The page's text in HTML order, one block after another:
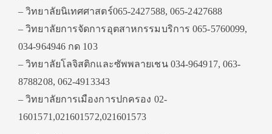
– วิทยาลัยนิเทศศาสตร์065-2427588, 065-2427688
– วิทยาลัยการจัดการอุตสาหกรรมบริการ 065-5760099,
034-964946 กด 103
– วิทยาลัยโลจิสติกและซัพพลายเชน 034-964917, 063-
8788208, 062-4913343
– วิทยาลัยการเมืองการปกครอง 02-
1601571,021601572,021601573